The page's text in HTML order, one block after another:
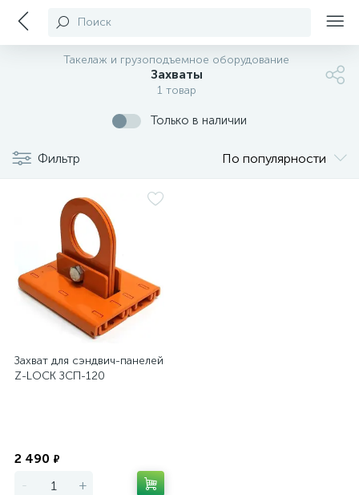
Поиск
Такелаж и грузоподъемное оборудование
Захваты
1 товар
Только в наличии
Фильтр По популярности
Захват для сэндвич-панелей
Z-LOCK ЗСП-120
2 490 ₽
- +